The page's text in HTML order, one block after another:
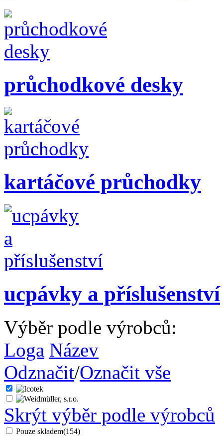
průchodkové desky
kartáčové průchodky
ucpávky a příslušenství
Výběr podle výrobců:
Loga Název
Odznačit/Označit vše
Skrýt výběr podle výrobců
Pouze skladem(154)